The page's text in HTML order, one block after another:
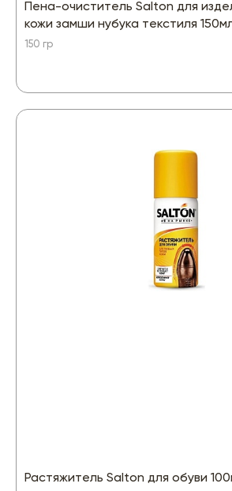
Пена-очиститель Salton для
кожи замши нубука текстиля
150 гр
Растяжитель Salton для обуви